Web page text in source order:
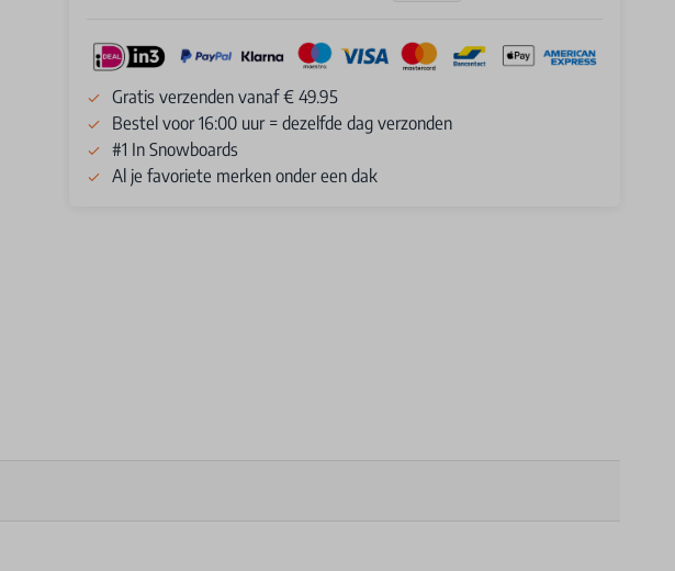
Gratis verzenden vanaf € 49.95
Bestel voor 16:00 uur = dezelfde dag verzonden
#1 In Snowboards
Al je favoriete merken onder een dak